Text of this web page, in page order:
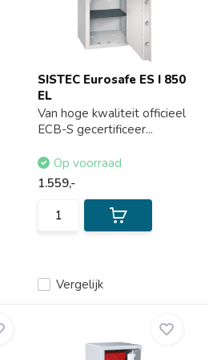
SISTEC Eurosafe ES I 850
EL
Van hoge kwaliteit officieel
ECB-S gecertificeer...
Vergelijk
Op voorraad
1.559,-